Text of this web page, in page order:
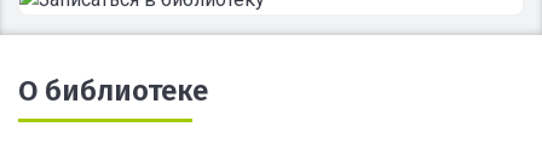
О библиотеке